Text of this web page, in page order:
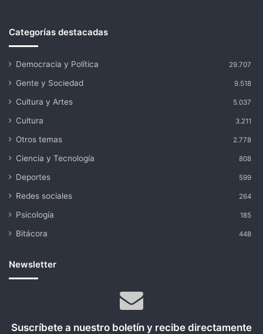
Categorías destacadas
Democracia y Política 29.707
Gente y Sociedad 9.518
Cultura y Artes 5.037
Cultura 3.211
Otros temas 2.778
Ciencia y Tecnología 808
Deportes 599
Redes sociales 264
Psicología 185
Bitácora 448
Newsletter
Suscríbete a nuestro boletín y recibe directamente